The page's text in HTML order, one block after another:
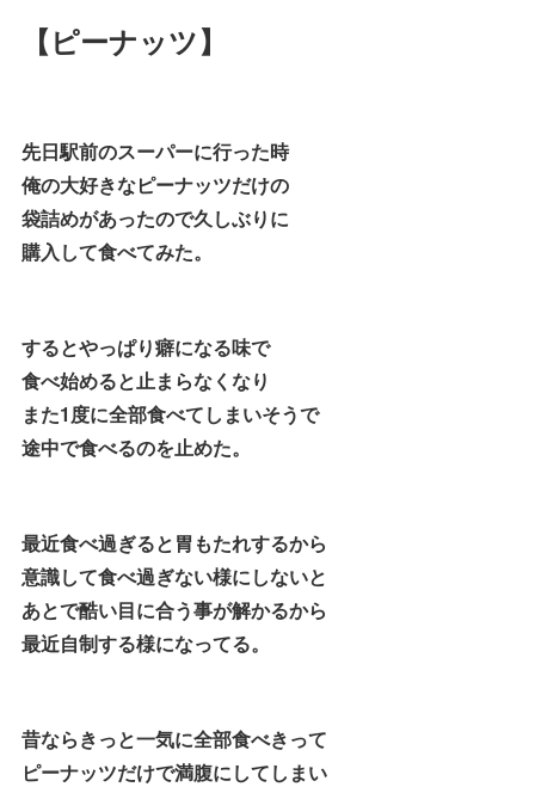
【ピーナッツ】
先日駅前のスーパーに行った時
俺の大好きなピーナッツだけの
袋詰めがあったので久しぶりに
購入して食べてみた。
するとやっぱり癖になる味で
食べ始めると止まらなくなり
また1度に全部食べてしまいそうで
途中で食べるのを止めた。
最近食べ過ぎると胃もたれするから
意識して食べ過ぎない様にしないと
あとで酷い目に合う事が解かるから
最近自制する様になってる。
昔ならきっと一気に全部食べきって
ピーナッツだけで満腹にしてしまい